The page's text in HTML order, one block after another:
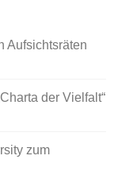
Aufsichtsräten
der Vielfalt“
zum